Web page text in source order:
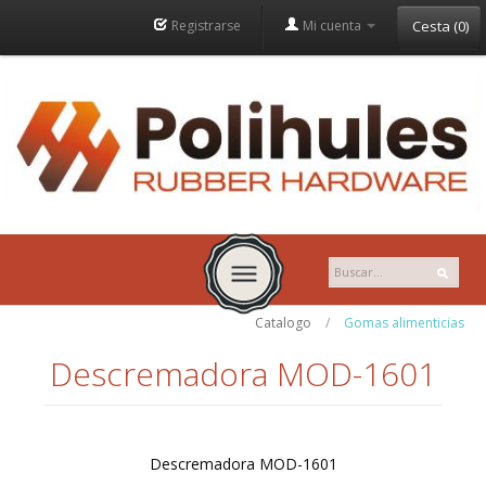
Cesta (0)
Registrarse Mi cuenta
MISION
Descremadora MOD-1601
Catalogo / Gomas alimenticias
Descremadora MOD-1601